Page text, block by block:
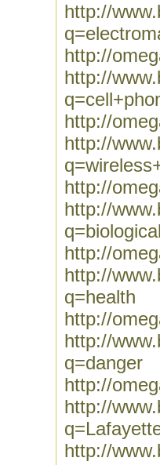
http://
http://
http://
http://
http://
http://
http://
http://
http://
q=health
http://
http://
q=danger
http://
http://
http://